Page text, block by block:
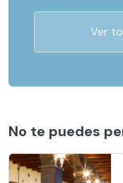
Ver
No te puedes